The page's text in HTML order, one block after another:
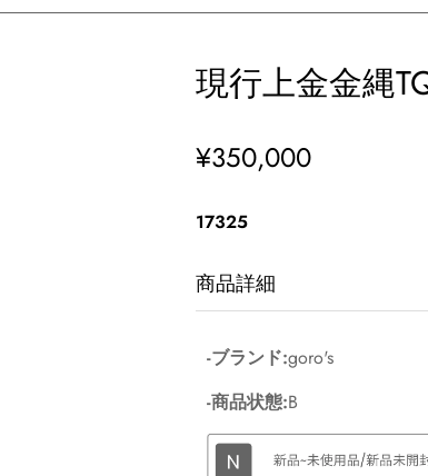
現行上金金縄
通
格
¥350,000
17325
商品詳細
-ブランド:goro's
-商品状態:B